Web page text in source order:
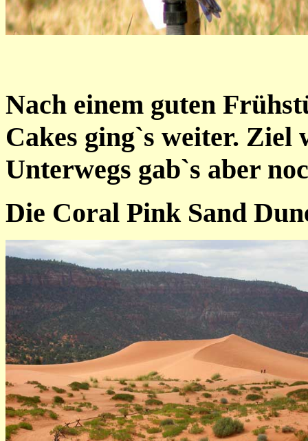
Nach einem guten
Cakes ging`s weiter.
Unterwegs gab`s aber
Die Coral Pink Sand